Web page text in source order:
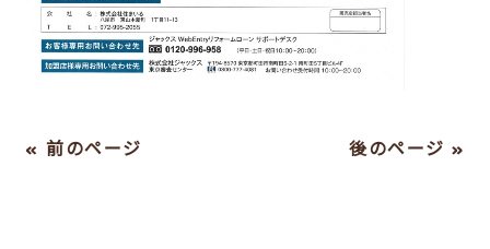
« 前のページ 後のページ »